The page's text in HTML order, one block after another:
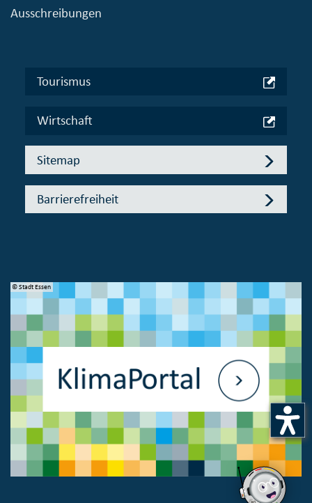
Ausschreibungen
Tourismus
Wirtschaft
Sitemap
Barrierefreiheit